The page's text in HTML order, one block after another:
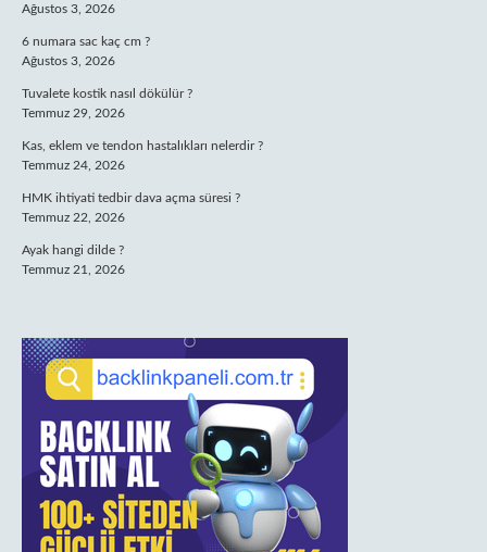
Ağustos 3, 2026
6 numara sac kaç cm ?
Ağustos 3, 2026
Tuvalete kostik nasıl dökülür ?
Temmuz 29, 2026
Kas, eklem ve tendon hastalıkları nelerdir ?
Temmuz 24, 2026
HMK ihtiyati tedbir dava açma süresi ?
Temmuz 22, 2026
Ayak hangi dilde ?
Temmuz 21, 2026